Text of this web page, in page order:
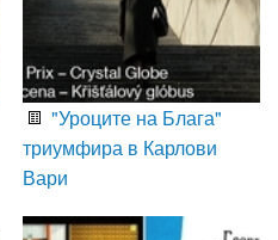
"Уроците на Блага"
триумфира в Карлови
Вари